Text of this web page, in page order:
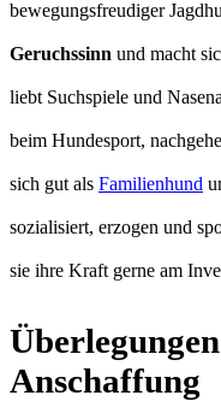
bewegungsfreudiger
Geruchssinn und macht
liebt Suchspiele und
beim Hundesport,
sich gut als Familienhund
sozialisiert, erzogen und
sie ihre Kraft gerne am
Anschaffung